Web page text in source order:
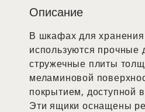
Описание
В шкафах для
используются прочные
стружечные плиты
меламиновой
покрытием, доступной
Эти ящики оснащены